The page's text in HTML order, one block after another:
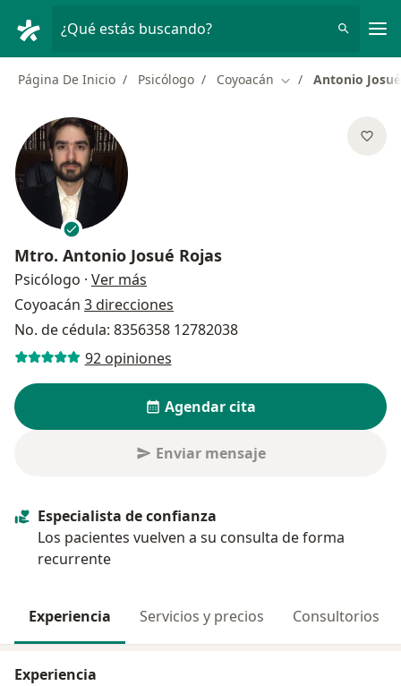
¿Qué estás buscando?
Página De Inicio Psicólogo Coyoacán Cambiar de ciudad
Antonio
Mtro. Antonio Josué Rojas
Psicólogo · Ver más
Coyoacán 3 direcciones
No. de cédula: 8356358 12782038
92 opiniones
Agendar cita
Enviar mensaje
Especialista de confianza
Los pacientes vuelven a su consulta de forma
recurrente
Experiencia Servicios y precios Consultorios
Experiencia